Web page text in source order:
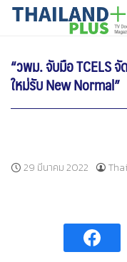
SkipTHAILANDPLUS
“วพม. จับมือ TCELS จั
ใหม่รับ New Normal”
29 มีนาคม 2022